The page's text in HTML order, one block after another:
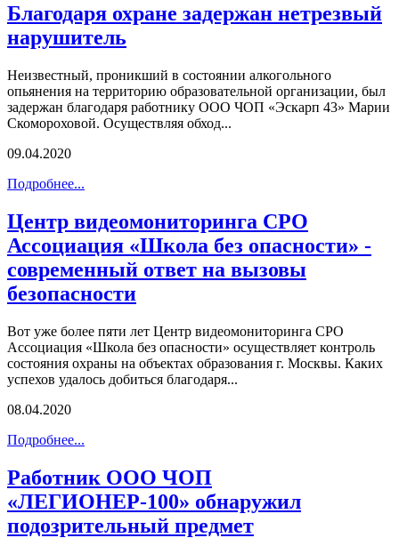
Благодаря охране задержан нетрезвый
нарушитель
Неизвестный, проникший в состоянии алкогольного
опьянения на территорию образовательной организации, был
задержан благодаря работнику ООО ЧОП «Эскарп 43» Марии
Скомороховой. Осуществляя обход...
09.04.2020
Подробнее...
Центр видеомониторинга СРО
Ассоциация «Школа без опасности» -
современный ответ на вызовы
безопасности
Вот уже более пяти лет Центр видеомониторинга СРО
Ассоциация «Школа без опасности» осуществляет контроль
состояния охраны на объектах образования г. Москвы. Каких
успехов удалось добиться благодаря...
08.04.2020
Подробнее...
Работник ООО ЧОП
«ЛЕГИОНЕР-100» обнаружил
подозрительный предмет